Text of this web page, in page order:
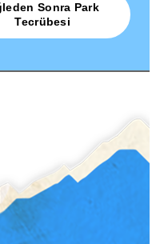
Sonra Park
Tecrübesi